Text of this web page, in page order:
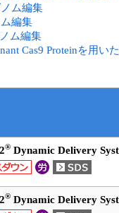
ム編集
編集
ム編集
Cas9 Proteinを用い
® Dynamic Delivery
® Dynamic Delivery